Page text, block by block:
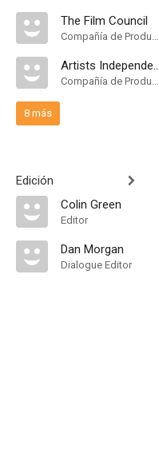
The Film Council
Compañía de Produccion
Artists Independent Productions
Compañía de Produccion
8 más
Edición
Colin Green
Editor
Dan Morgan
Dialogue Editor